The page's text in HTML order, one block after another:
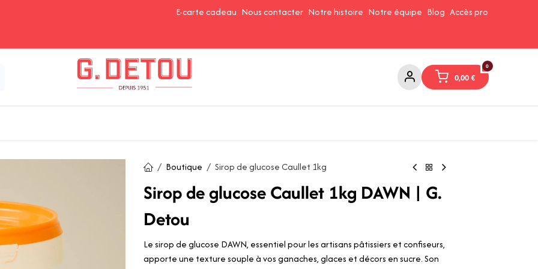
E-carte cadeau Nous contacter Notre histoire Notre équipe Blog Accès pro
0
0,00€
Boutique Sirop de glucose Caullet 1kg
Sirop de glucose Caullet 1kg DAWN | G.
Detou
Le sirop de glucose DAWN, essentiel pour les artisans pâtissiers et confiseurs,
apporte une texture souple à vos ganaches, glaces et décors en sucre. Son